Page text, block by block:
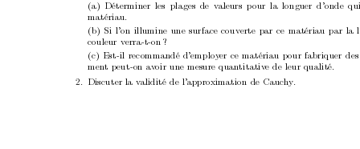
(a) Déterminer les plages de valeurs pour la longuer d’onde
matériau.
(b) Si l’on illumine une surface couverte par ce matériau par la
couleur verra-t-on ?
(c) Est-il recommandé d’employer ce matériau pour fabriquer des
ment peut-on avoir une mesure quantitative de leur qualité.
2.
Discuter la validité de l’approximation de Cauchy.